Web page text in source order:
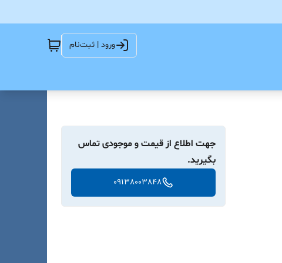
ورود | ثبت‌نام
جهت اطلاع از قیمت و موجودی تماس
بگیرید.
09138003848